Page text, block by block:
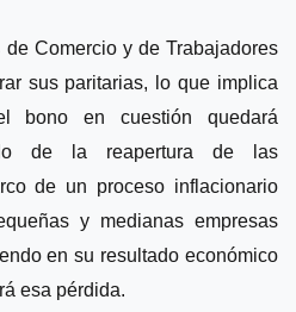
Comercio y de Trabajadores
sus paritarias, lo que implica
bono en cuestión quedará
de la reapertura de las
de un proceso inflacionario
y medianas empresas
en su resultado económico
esa pérdida.